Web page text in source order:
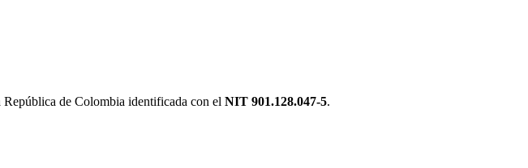
República de Colombia identificada con el NIT 901.128.047-5.